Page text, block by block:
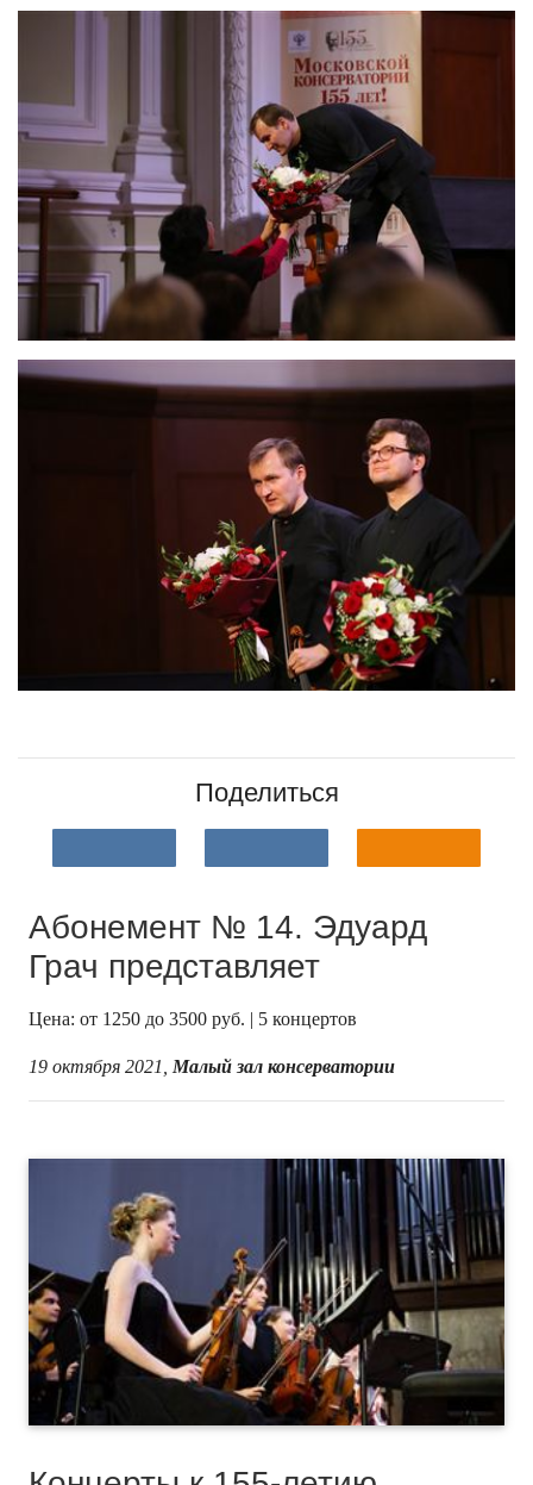
Поделиться
Абонемент № 14. Эдуард
Грач представляет
Цена: от 1250 до 3500 руб. | 5 концертов
19 октября 2021, Малый зал консерватории